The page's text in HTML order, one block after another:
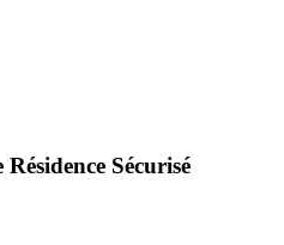
Sécurisé